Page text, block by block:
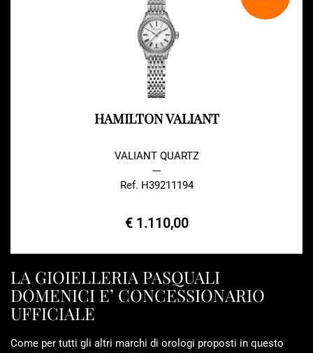
HAMILTON VALIANT
VALIANT QUARTZ
---
Ref. H39211194
€ 1.110,00
LA GIOIELLERIA PASQUALI
DOMENICI E’ CONCESSIONARIO
UFFICIALE
Come per tutti gli altri marchi di orologi proposti in questo